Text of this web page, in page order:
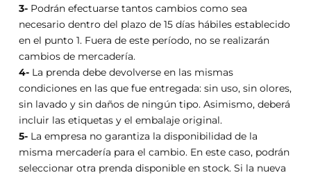
3- Podrán efectuarse tantos cambios como sea
necesario dentro del plazo de 15 días hábiles establecido
en el punto 1. Fuera de este período, no se realizarán
cambios de mercadería.
4- La prenda debe devolverse en las mismas
condiciones en las que fue entregada: sin uso, sin olores,
sin lavado y sin daños de ningún tipo. Asimismo, deberá
incluir las etiquetas y el embalaje original.
5-La empresa no garantiza la disponibilidad de la
misma mercadería para el cambio. En este caso, podrán
seleccionar otra prenda disponible en stock. Si la nueva